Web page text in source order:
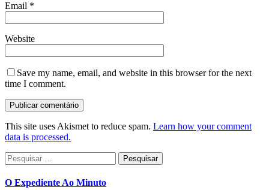
Email *
Website
Save my name, email, and website in this browser for the next
time I comment.
This site uses Akismet to reduce spam. Learn how your comment
data is processed.
Pesquisar
por:
O Expediente Ao Minuto